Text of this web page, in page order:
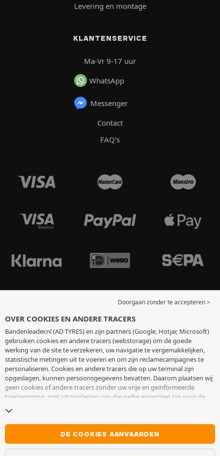
Levering en montage
KLANTENSERVICE
Ma-Vr 9-17 uur
WhatsApp
Messenger
Contact
FAQ’s
Doorgaan zonder te accepteren >
OVER COOKIES EN ANDERE TRACERS
Bandenleader.nl (AD TYRES) en zijn partners (Google, Hotjar, Microsoft)
gebruiken cookies en andere tracers (webstorage) om de goede
werking van de site te verzekeren, uw navigatie te vergemakkelijken,
statistische metingen uit te voeren en om zijn reclamecampagnes te
personaliseren. Cookies en andere tracers die op uw terminal zijn
opgeslagen, kunnen persoonsgegevens bevatten. Daarom plaatsen wij
geen cookies of andere tracers zonder uw vrije en geïnformeerde
toestemming, met uitzondering van die welke essentieel zijn voor de
toestemming op elk moment intrekken door naar de pagina over
cookies en andere tracerste gaan. U kunt ervoor kiezen om verder te
surfen zonder het deponeren van cookies of andere tracers te
aanvaarden. Weigering verhindert de toegang tot diensten niet AD
TYRES. Voor meer informatie,
DE COOKIES AANVAARDEN